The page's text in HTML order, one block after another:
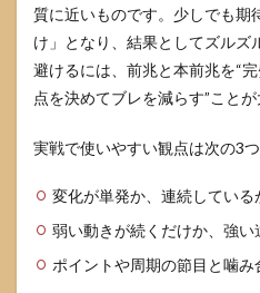
質に近いものです。少しでも期
け」となり、結果としてズルズ
避けるには、前兆と本前兆を“
点を決めてブレを減らす”ことが
実戦で使いやすい観点は次の3つ
変化が単発か、連続している
弱い動きが続くだけか、強
ポイントや周期の節目と噛み